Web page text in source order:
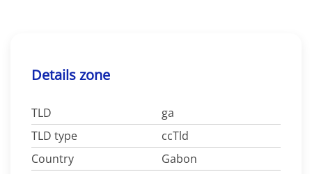
Details zone
TLD
ga
TLD type
ccTld
Country
Gabon